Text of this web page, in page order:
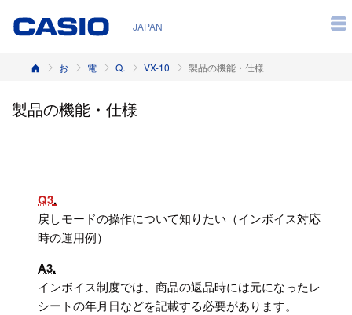
JAPAN
ホーム お客様サポート 電子レジスター Q&A（よくある質問と答え） VX-10 製品の機能・仕様
製品の機能・仕様
Q3
戻しモードの操作について知りたい（インボイス対応
時の運用例）
A3
インボイス制度では、商品の返品時には元になったレ
シートの年月日などを記載する必要があります。